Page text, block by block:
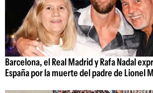
Barcelona, el Real Madrid y Rafa Nadal
España por la muerte del padre de Lionel